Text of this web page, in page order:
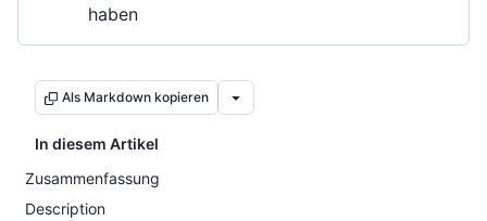
haben
Als Markdown kopieren
In diesem Artikel
Zusammenfassung
Description